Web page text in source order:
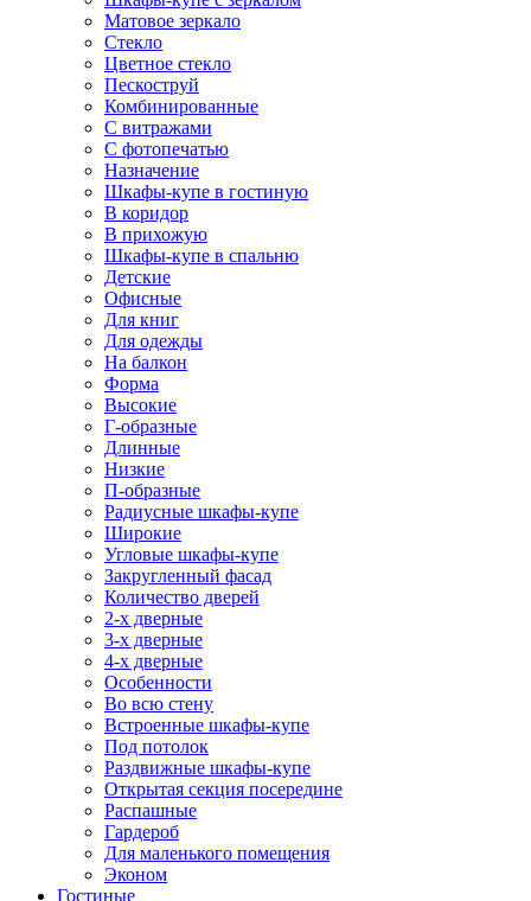
Матовое зеркало
Стекло
Цветное стекло
Пескоструй
Комбинированные
С витражами
С фотопечатью
Назначение
Шкафы-купе в гостиную
В коридор
В прихожую
Шкафы-купе в спальню
Детские
Офисные
Для книг
Для одежды
На балкон
Форма
Высокие
Г-образные
Длинные
Низкие
П-образные
Радиусные шкафы-купе
Широкие
Угловые шкафы-купе
Закругленный фасад
Количество дверей
2-х дверные
3-х дверные
4-х дверные
Особенности
Во всю стену
Встроенные шкафы-купе
Под потолок
Раздвижные шкафы-купе
Открытая секция посередине
Распашные
Гардероб
Для маленького помещения
Эконом
Гостиные